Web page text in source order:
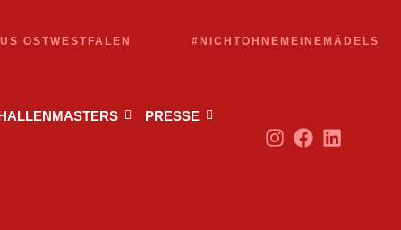
OSTWESTFALEN #NICHTOHNEMEINEMÄDELS
PRESSE